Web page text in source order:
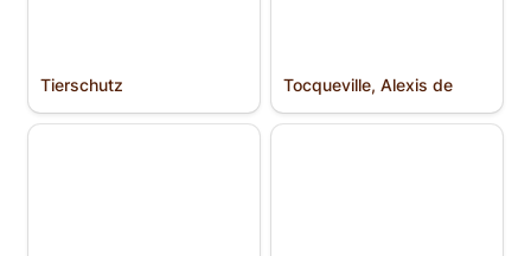
Tierschutz Tocqueville, Alexis de
Tugendethik Umwelt- und Klimaschutz